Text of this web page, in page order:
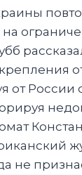
России
не